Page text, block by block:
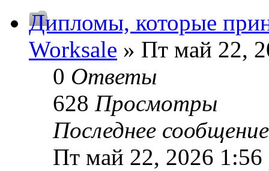
Дипломы, которые
Worksale » Пт май 22,
0 Ответы
628 Просмотры
Последнее
Пт май 22, 2026 1:56